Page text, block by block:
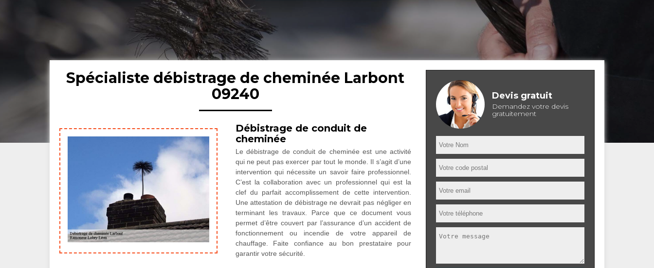
Spécialiste débistrage de cheminée Larbont
09240
Débistrage de conduit de
cheminée
Le débistrage de conduit de cheminée est une activité
qui ne peut pas exercer par tout le monde. Il s’agit d’une
intervention qui nécessite un savoir faire professionnel.
C’est la collaboration avec un professionnel qui est la
clef du parfait accomplissement de cette intervention.
Une attestation de débistrage ne devrait pas négliger en
terminant les travaux. Parce que ce document vous
permet d’être couvert par l’assurance d’un accident de
fonctionnement ou incendie de votre appareil de
chauffage. Faite confiance au bon prestataire pour
garantir votre sécurité.
Devis gratuit
Demandez votre devis
gratuitement